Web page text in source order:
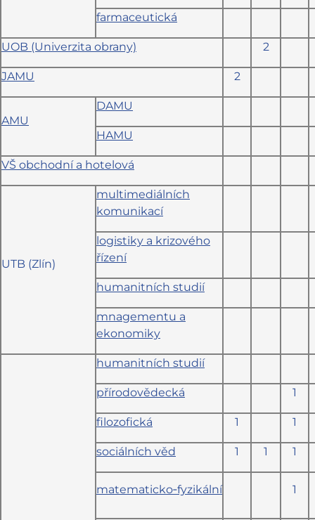
farmaceutická
UOB (Univerzita obrany) 2
JAMU 2
AMU
DAMU
HAMU
VŠ obchodní a hotelová
UTB (Zlín)
multimediálních
komunikací
logistiky a krizového
řízení
humanitních studií
mnagementu a
ekonomiky
humanitních studií
přírodovědecká 1
filozofická 1 1
sociálních věd 1 1 1
matematicko‑fyzikální 1